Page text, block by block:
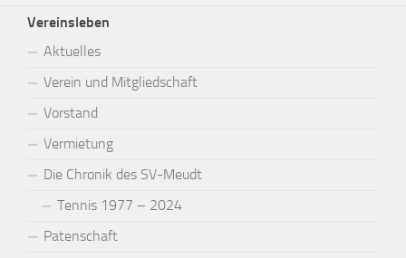
Vereinsleben
Aktuelles
Verein und Mitgliedschaft
Vorstand
Vermietung
Die Chronik des SV-Meudt
Tennis 1977 – 2024
Patenschaft